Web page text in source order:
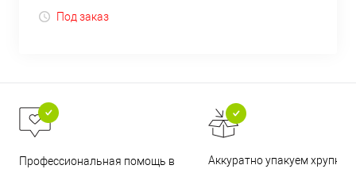
Под заказ
Профессиональная помощь в
Аккуратно упакуем хрупкие